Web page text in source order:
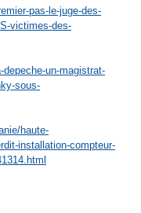
pas-le-juge-des-
victimes-des-
un-magistrat-
sous-
haute-
installation-compteur-